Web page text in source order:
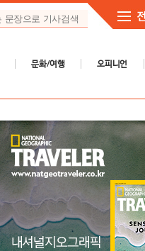
문화/여행 오피니언